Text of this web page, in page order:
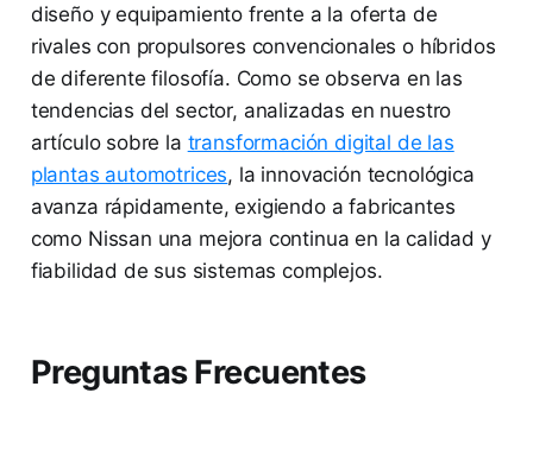
diseño y equipamiento frente a la oferta de
rivales con propulsores convencionales o híbridos
de diferente filosofía. Como se observa en las
tendencias del sector, analizadas en nuestro
artículo sobre la transformación digital de las
plantas automotrices, la innovación tecnológica
avanza rápidamente, exigiendo a fabricantes
como Nissan una mejora continua en la calidad y
fiabilidad de sus sistemas complejos.
Preguntas Frecuentes